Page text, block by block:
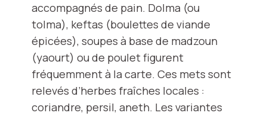
accompagnés de pain. Dolma (ou
tolma), keftas (boulettes de viande
épicées), soupes à base de madzoun
(yaourt) ou de poulet figurent
fréquemment à la carte. Ces mets sont
relevés d’herbes fraîches locales :
coriandre, persil, aneth. Les variantes